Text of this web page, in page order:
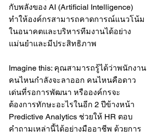
กับพลังของ AI (Artificial Intelligence)
ทำให้องค์กรสามารถคาดการณ์แนวโน้ม
ในอนาคตและบริหารทีมงานได้อย่าง
แม่นยำและมีประสิทธิภาพ
Imagine this: คุณสามารถรู้ได้ว่าพนักงาน
คนไหนกำลังจะลาออก คนไหนคือดาว
เด่นที่รอการพัฒนา หรือองค์กรจะ
ต้องการทักษะอะไรในอีก 2 ปีข้างหน้า
Predictive Analytics ช่วยให้ HR ตอบ
คำถามเหล่านี้ได้อย่างมืออาชีพ ด้วยการ